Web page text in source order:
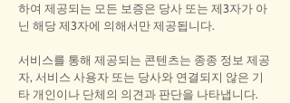
하여 제공되는 모든 보증은 당사 또는 제3자가 아
닌 해당 제3자에 의해서만 제공됩니다.
서비스를 통해 제공되는 콘텐츠는 종종 정보 제공
자, 서비스 사용자 또는 당사와 연결되지 않은 기
타 개인이나 단체의 의견과 판단을 나타냅니다.